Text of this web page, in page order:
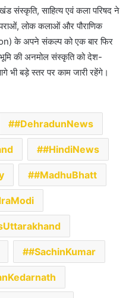
संस्कृति, साहित्य एवं कला परिषद ने
लोक कलाओं और पौराणिक
के अपने संकल्प को एक बार फिर
की अनमोल संस्कृति को देश-
बड़े स्तर पर काम जारी रहेंगे।
#DehradunNews
#HindiNews
#MadhuBhatt
#SachinKumar